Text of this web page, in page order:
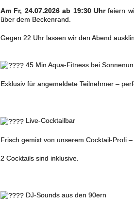
Am Fr, 24.07.2026 ab 19:30 Uhrfeiern
über dem Beckenrand.
Gegen 22 Uhr lassen wir den Abend
45 Min Aqua-Fitness bei
Exklusiv für angemeldete Teilnehmer –
Live-Cocktailbar
Frisch gemixt von unserem Cocktail-Profi
2 Cocktails sind inklusive.
DJ-Sounds aus den 90ern